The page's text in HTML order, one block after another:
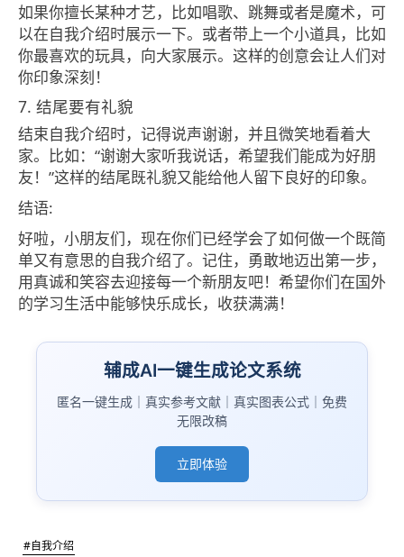
如果你擅长某种才艺，比如唱歌、跳舞或者是魔术，可
以在自我介绍时展示一下。或者带上一个小道具，比如
你最喜欢的玩具，向大家展示。这样的创意会让人们对
你印象深刻！
7. 结尾要有礼貌
结束自我介绍时，记得说声谢谢，并且微笑地看着大
家。比如：“谢谢大家听我说话，希望我们能成为好朋
友！”这样的结尾既礼貌又能给他人留下良好的印象。
结语:
好啦，小朋友们，现在你们已经学会了如何做一个既简
单又有意思的自我介绍了。记住，勇敢地迈出第一步，
用真诚和笑容去迎接每一个新朋友吧！希望你们在国外
的学习生活中能够快乐成长，收获满满！
辅成AI一键生成论文系统
匿名一键生成｜真实参考文献｜真实图表公式｜免费
无限改稿
立即体验
#自我介绍